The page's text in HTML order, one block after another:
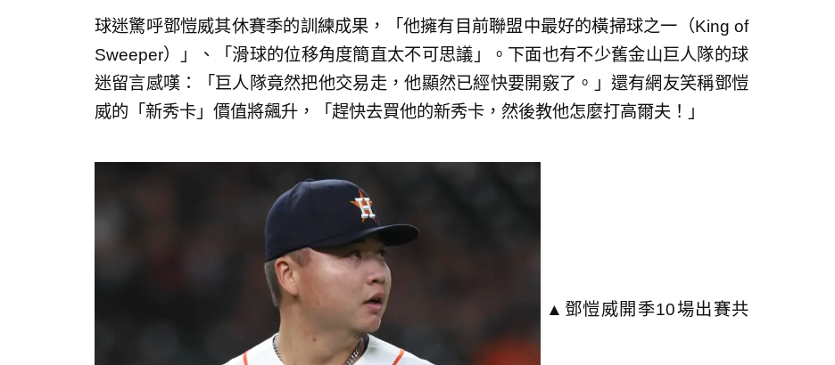
球迷驚呼鄧愷威其休賽季的訓練成果，「他擁有目前聯盟中最好的橫掃球之一（King of
Sweeper）」、「滑球的位移角度簡直太不可思議」。下面也有不少舊金山巨人隊的球
迷留言感嘆：「巨人隊竟然把他交易走，他顯然已經快要開竅了。」還有網友笑稱鄧愷
威的「新秀卡」價值將飆升，「趕快去買他的新秀卡，然後教他怎麼打高爾夫！」
▲鄧愷威開季10場出賽共